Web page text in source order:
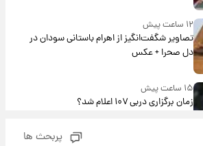
۱۲ ساعت پیش
تصاویر شگفت‌انگیز از اهرام باستانی سودان در
دل صحرا + عکس
۱۵ ساعت پیش
زمان برگزاری دربی ۱۰۷ اعلام شد؟
پربحث ها